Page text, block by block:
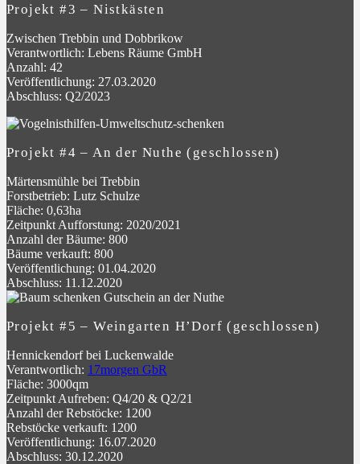
Projekt #3 – Nistkästen
Zwischen Trebbin und Dobbrikow
Verantwortlich: Lebens Räume GmbH
Anzahl: 42
Veröffentlichung: 27.03.2020
Abschluss: Q2/2023
Projekt #4 – An der Nuthe (geschlossen)
Märtensmühle bei Trebbin
Forstbetrieb: Lutz Schulze
Fläche: 0,63ha
Zeitpunkt Aufforstung: 2020/2021
Anzahl der Bäume: 800
Bäume verkauft: 800
Veröffentlichung: 01.04.2020
Abschluss: 11.12.2020
Projekt #5 – Weingarten H’Dorf (geschlossen)
Hennickendorf bei Luckenwalde
Verantwortlich: 17morgen GbR
Fläche: 3000qm
Zeitpunkt Aufreben: Q4/20 & Q2/21
Anzahl der Rebstöcke: 1200
Rebstöcke verkauft: 1200
Veröffentlichung: 16.07.2020
Abschluss: 30.12.2020